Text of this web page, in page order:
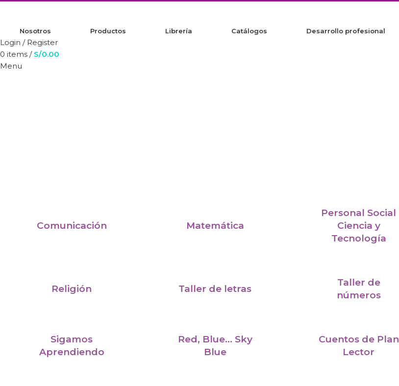
Nosotros Productos Librería Catálogos Desarrollo profesional
Login / Register
0 items / S/0.00
Menu
Comunicación Matemática
Personal Social
Ciencia y
Tecnología
Religión Taller de letras
Taller de
números
Sigamos
Aprendiendo
Red, Blue... Sky
Blue
Cuentos de Plan
Lector